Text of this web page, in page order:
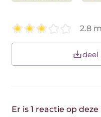
2.8
deel
Er is 1 reactie op